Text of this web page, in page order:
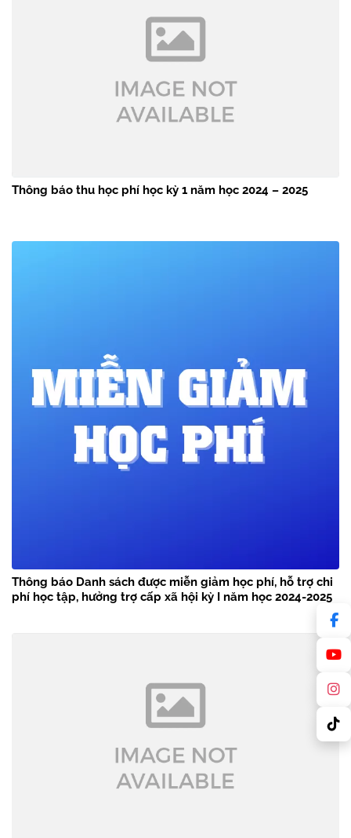
Thông báo thu học phí học kỳ 1 năm học 2024 – 2025
Thông báo Danh sách được miễn giảm học phí, hỗ trợ chi
phí học tập, hưởng trợ cấp xã hội kỳ I năm học 2024-2025